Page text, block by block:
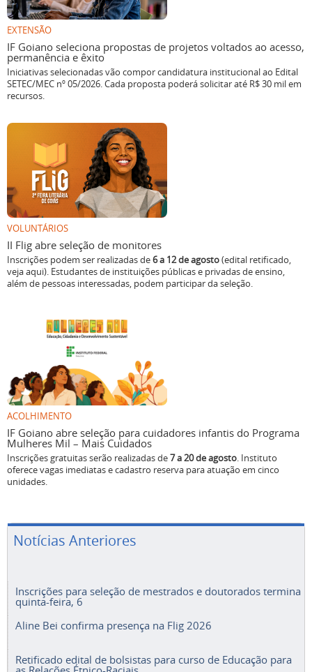
EXTENSÃO
IF Goiano seleciona propostas de projetos voltados ao acesso,
permanência e êxito
Iniciativas selecionadas vão compor candidatura institucional ao Edital
SETEC/MEC nº 05/2026. Cada proposta poderá solicitar até R$ 30 mil em
recursos.
VOLUNTÁRIOS
II Flig abre seleção de monitores
Inscrições podem ser realizadas de6 a 12 de agosto(edital retificado,
veja aqui). Estudantes de instituições públicas e privadas de ensino,
além de pessoas interessadas, podem participar da seleção.
ACOLHIMENTO
IF Goiano abre seleção para cuidadores infantis do Programa
Mulheres Mil – Mais Cuidados
Inscrições gratuitas serão realizadas de7 a 20 de agosto. Instituto
oferece vagas imediatas e cadastro reserva para atuação em cinco
unidades.
Notícias Anteriores
Inscrições para seleção de mestrados e doutorados termina
quinta-feira, 6
Aline Bei confirma presença na Flig 2026
Retificado edital de bolsistas para curso de Educação para